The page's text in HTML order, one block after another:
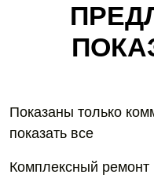
Показаны только
показать все
Комплексный ремонт